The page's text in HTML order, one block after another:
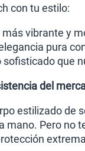
con tu estilo:
más vibrante y
pura
que
del
estilizado de
mano. Pero no